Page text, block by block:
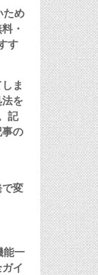
ため
・
す
ま
を
記
の
変
能一
イ